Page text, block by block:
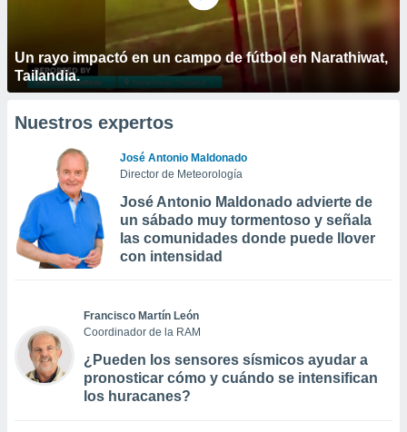
Un rayo impactó en un campo de fútbol en Narathiwat,
Tailandia.
Nuestros expertos
José Antonio Maldonado
Director de Meteorología
José Antonio Maldonado advierte de
un sábado muy tormentoso y señala
las comunidades donde puede llover
con intensidad
Francisco Martín León
Coordinador de la RAM
¿Pueden los sensores sísmicos ayudar a
pronosticar cómo y cuándo se intensifican
los huracanes?